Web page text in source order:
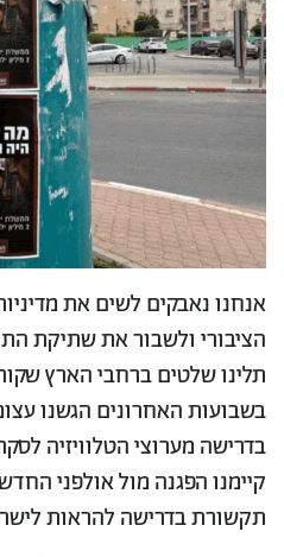
אנחנו נאבקים לשים את
הציבורי ולשבור את שתיקת
תלינו שלטים ברחבי הארץ
בדרישה מערוצי הטלוויזיה
קיימנו הפגנה מול אולפני
תקשורת בדרישה להראות